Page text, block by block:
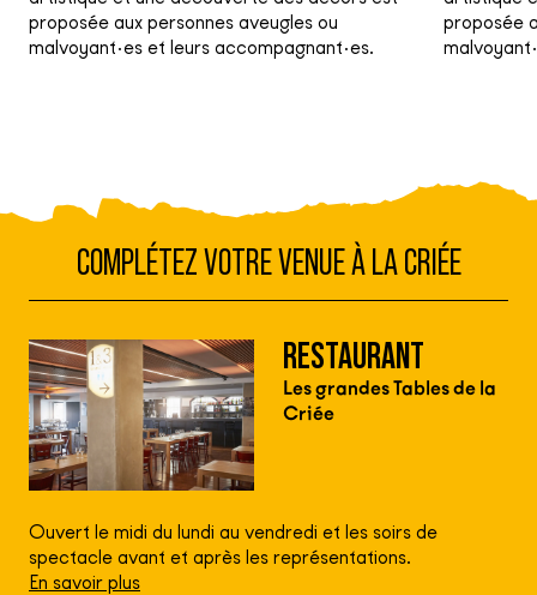
proposée aux personnes aveugles ou
malvoyant·es et leurs accompagnant·es.
proposée
COMPLÉTEZ VOTRE VENUE À LA CRIÉE
RESTAURANT
Les grandes Tables de la
Criée
Ouvert le midi du lundi au vendredi et les soirs de
spectacle avant et après les représentations.
En savoir plus